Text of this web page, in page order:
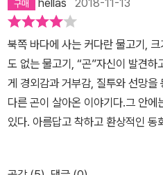
의 살아 숨쉬는 존재는 그 자체로 존
생을 강요해서는 안 된다. 부모 역
이 부모의 삶과 그들에 대한 애틋함
라본다. 가족의 조건은 뭘까? 피만
나? 그런식이면 남보다 못한 가족
가족이란 '서로에게 짐인 동시에 힘
되어주는 것. 그것이 된다면 혈연
이 화자가 누군지도 모른 채 무려
그러고는 궁금해서 안달이 나서 뒷
이고. 화자가 장황하게 장광설을 늘
비릿한 물냄새와 함께 누군가의 존
끄럽게 빠져나가지만 페이지와 페
최근에 읽은 <정유정, 이야기를 이
문으로 날카롭게 후려치는 방식으
그 반대 지점에 있다고 느꼈다. 길
같은 독자를 홀리는 문장을 함께 살
북쪽 바다에 사는 커다란 물고기,
도 없는 물고기, “곤”자신이 발견하
게 경외감과 거부감, 질투와 선망을
다른 곤이 살아온 이야기다.그 안
있다. 아름답고 착하고 환상적인 동
이 행복했는가를 계속 생각하다보